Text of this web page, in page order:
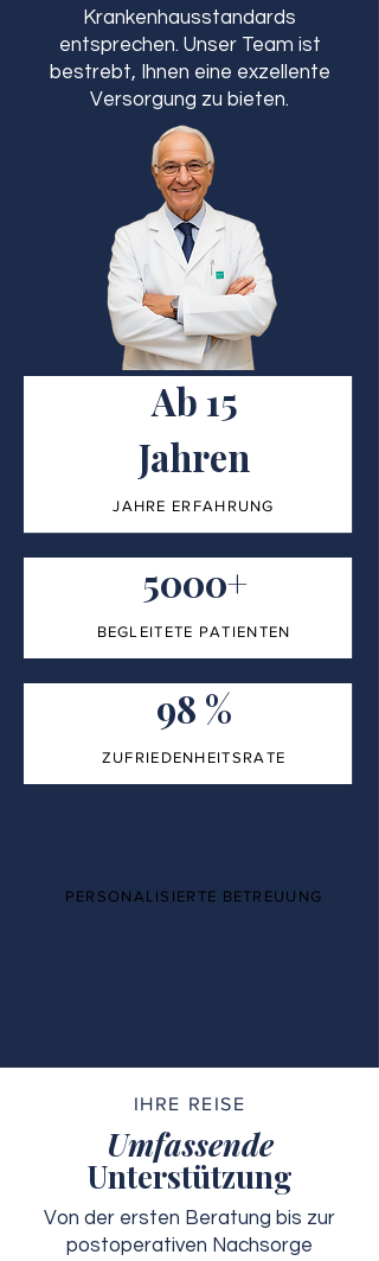
Krankenhausstandards
entsprechen. Unser Team ist
bestrebt, Ihnen eine exzellente
Versorgung zu bieten.
Ab 15
Jahren
JAHRE ERFAHRUNG
5000+
BEGLEITETE PATIENTEN
98 %
ZUFRIEDENHEITSRATE
PERSONALISIERTE BETREUUNG
IHRE REISE
Umfassende
Unterstützung
Von der ersten Beratung bis zur
postoperativen Nachsorge